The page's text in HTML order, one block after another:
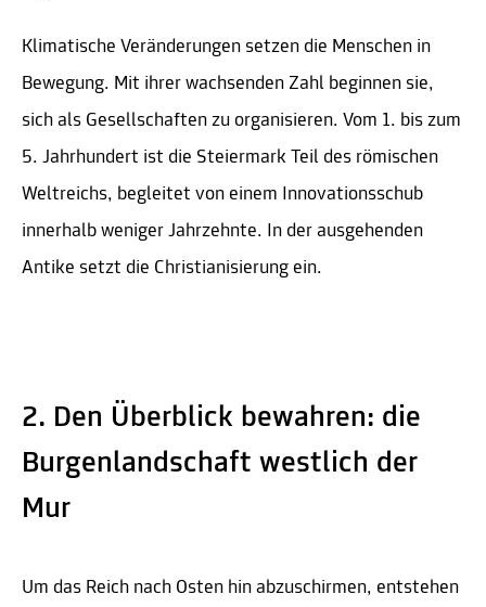
Klimatische Veränderungen setzen die Menschen in
Bewegung. Mit ihrer wachsenden Zahl beginnen sie,
sich als Gesellschaften zu organisieren. Vom 1. bis zum
5. Jahrhundert ist die Steiermark Teil des römischen
Weltreichs, begleitet von einem Innovationsschub
innerhalb weniger Jahrzehnte. In der ausgehenden
Antike setzt die Christianisierung ein.
2. Den Überblick bewahren: die
Burgenlandschaft westlich der
Mur
Um das Reich nach Osten hin abzuschirmen, entstehen